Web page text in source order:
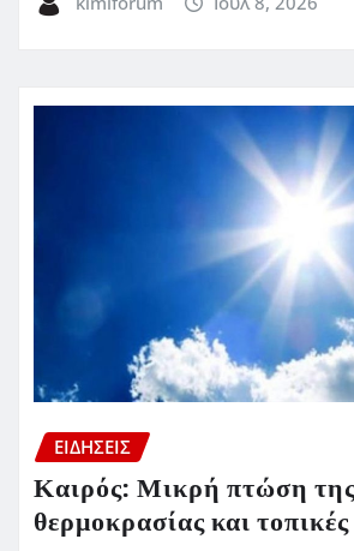
ΕΙΔΗΣΕΙΣ
Καιρός: Μικρή πτώση
θερμοκρασίας και